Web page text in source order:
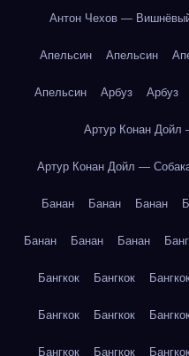
Антон Чехов —
Апельсин Апельсин
Апельсин Арбуз Арбуз
Артур Конан Дойл
Артур Конан Дойл —
Банан Банан Банан
Банан Банан Банан
Бангкок Бангкок
Бангкок Бангкок
Бангкок Бангкок